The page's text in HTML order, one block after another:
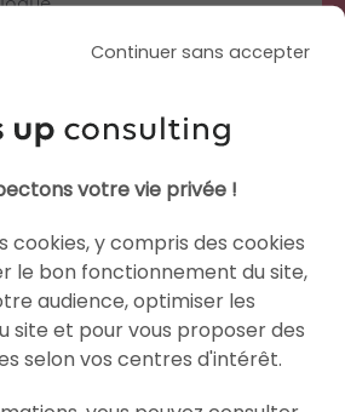
son propre agent IA sans
peuvent relier directement
Cela fonctionne sans
similaires
Continuer sans accepter
votre vie privée !
cookies, y compris des cookies
le bon fonctionnement du site,
audience, optimiser les
site et pour vous proposer des
selon vos centres d'intérêt.